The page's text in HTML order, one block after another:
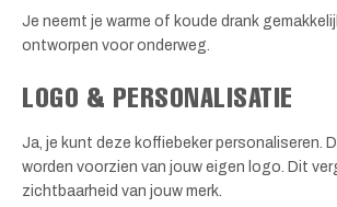
Je neemt je warme of koude drank
ontworpen voor onderweg.
LOGO & PERSONALISATIE
Ja, je kunt deze koffiebeker personaliseren.
worden voorzien van jouw eigen logo. Dit
zichtbaarheid van jouw merk.